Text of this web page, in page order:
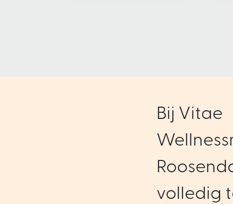
Bij Vitae
volledig